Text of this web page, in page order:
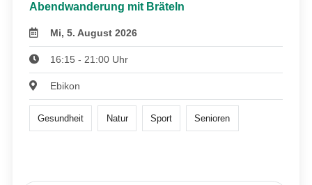
Abendwanderung mit Bräteln
Mi, 5. August 2026
16:15 - 21:00 Uhr
Ebikon
Gesundheit Natur Sport Senioren